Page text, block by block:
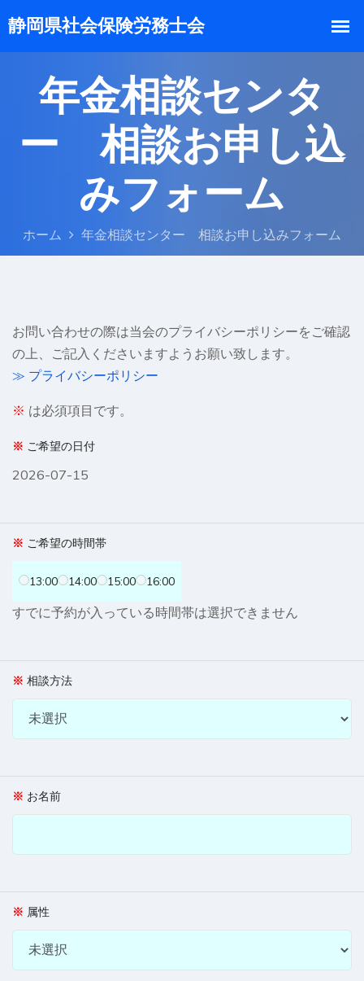
年金相談センタ
ー 相談お申し込
みフォーム
ホーム 年金相談センター 相談お申し込みフォーム
お問い合わせの際は当会のプライバシーポリシーをご確認
の上、ご記入くださいますようお願い致します。
≫ プライバシーポリシー
※ は必須項目です。
ご希望の日付
2026-07-15
ご希望の時間帯
13:00 14:00 15:00 16:00
すでに予約が入っている時間帯は選択できません
相談方法
お名前
属性